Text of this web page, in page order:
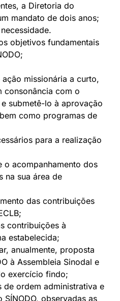
a Diretoria do
mandato de dois anos;
objetivos fundamentais
missionária a curto,
consonância com o
submetê-lo à aprovação
como programas de
para a realização
o acompanhamento dos
na sua área de
das contribuições
contribuições à
estabelecida;
anualmente, proposta
à Assembleia Sinodal e
exercício findo;
de ordem administrativa e
observadas as